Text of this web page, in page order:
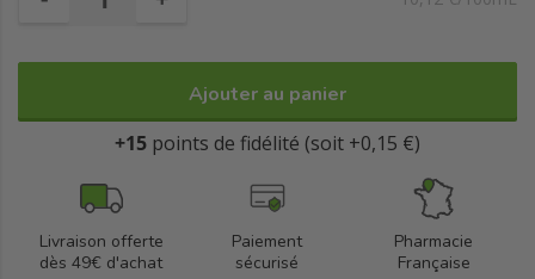
Ajouter au panier
+15 points de fidélité (soit +0,15 €)
Livraison offerte
dès 49€ d'achat
Paiement
sécurisé
Pharmacie
Française